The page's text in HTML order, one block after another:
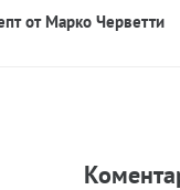
от Марко Черветти